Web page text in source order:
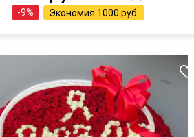
-9% Экономия 1000 руб.